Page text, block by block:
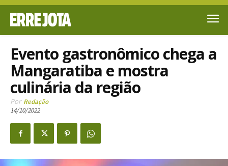
Evento gastronômico chega a
Mangaratiba e mostra
culinária da região
Por Redação
14/10/2022